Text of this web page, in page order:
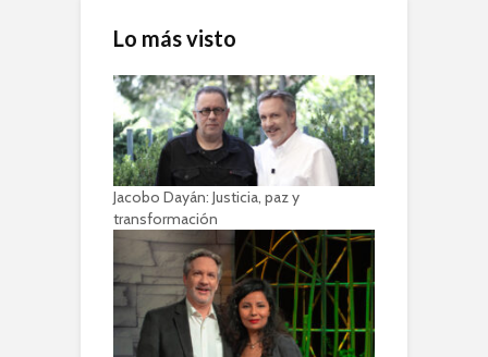
Lo más visto
Jacobo Dayán: Justicia, paz y
transformación